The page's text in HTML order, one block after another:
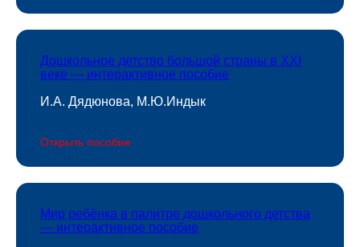
Дошкольное детство большой страны в XXI
веке — интерактивное пособие
И.А. Дядюнова, М.Ю.Индык
Открыть пособие
Мир ребёнка в палитре дошкольного детства
— интерактивное пособие